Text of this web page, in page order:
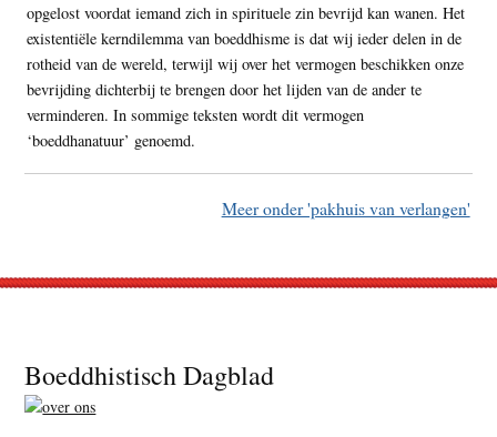
opgelost voordat iemand zich in spirituele zin bevrijd kan wanen. Het
existentiële kerndilemma van boeddhisme is dat wij ieder delen in de
rotheid van de wereld, terwijl wij over het vermogen beschikken onze
bevrijding dichterbij te brengen door het lijden van de ander te
verminderen. In sommige teksten wordt dit vermogen
‘boeddhanatuur’ genoemd.
Meer onder 'pakhuis van verlangen'
Footer
Boeddhistisch Dagblad